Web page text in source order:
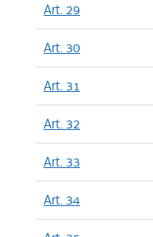
Art. 29
Art. 30
Art. 31
Art. 32
Art. 33
Art. 34